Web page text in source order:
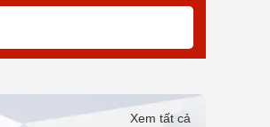
Xem tất cả